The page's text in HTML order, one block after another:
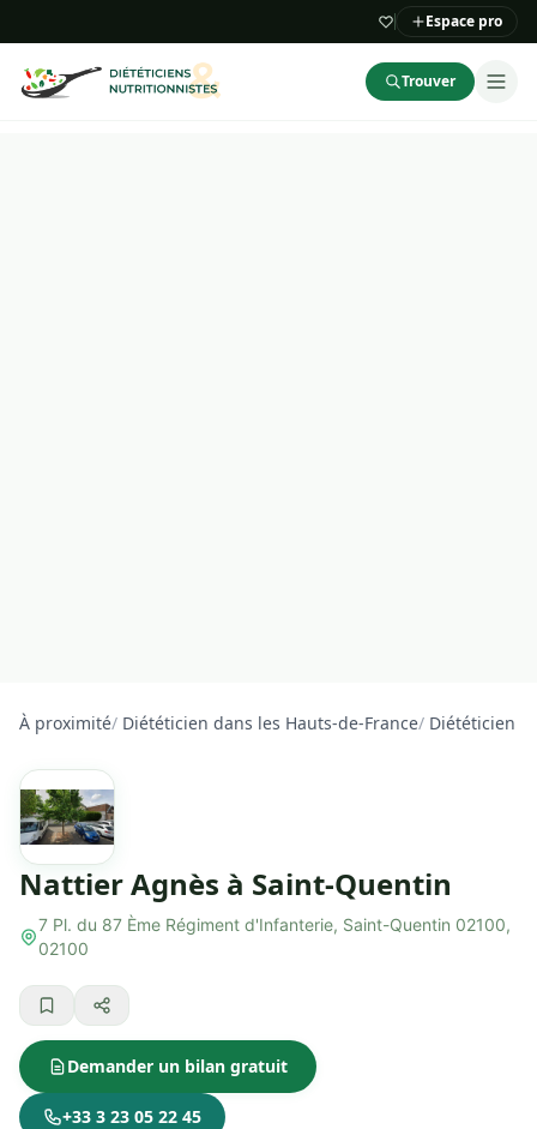
Espace pro
Trouver
À proximité/ Diététicien dans les Hauts-de-France/ Diététicien
Nattier Agnès à Saint-Quentin
7 Pl. du 87 Ème Régiment d'Infanterie, Saint-Quentin 02100,
02100
Demander un bilan gratuit
+33 3 23 05 22 45